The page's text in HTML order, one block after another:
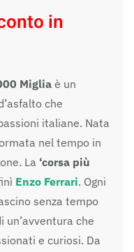
in
Migliaè un
che
italiane. Nata
nel tempo in
La ‘corsa più
Enzo Ferrari. Ogni
senza tempo
che
e curiosi. Da